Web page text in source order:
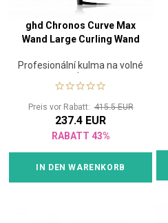
ghd Chronos Curve Max
Wand Large Curling Wand
Profesionální kulma na volné
vlny
Preis vor Rabatt:415.5 EUR
237.4 EUR
RABATT 43%
IN DEN WARENKORB